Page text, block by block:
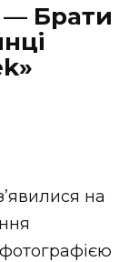
— Брати
на